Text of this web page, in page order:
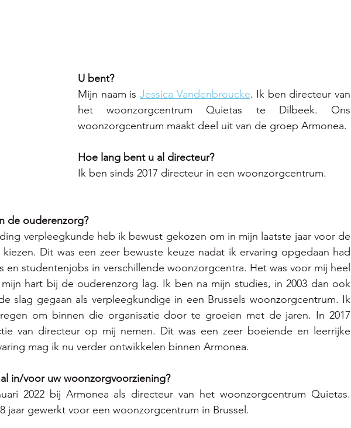
U bent?
Mijn naam is Jessica Vandenbroucke. Ik ben directeur van
het woonzorgcentrum Quietas te Dilbeek. Ons
woonzorgcentrum maakt deel uit van de groep Armonea.
Hoe lang bent u al directeur?
Ik ben sinds 2017 directeur in een woonzorgcentrum.
de ouderenzorg?
verpleegkunde heb ik bewust gekozen om in mijn laatste jaar voor de
Dit was een zeer bewuste keuze nadat ik ervaring opgedaan had
en studentenjobs in verschillende woonzorgcentra. Het was voor mij heel
hart bij de ouderenzorg lag. Ik ben na mijn studies, in 2003 dan ook
slag gegaan als verpleegkundige in een Brussels woonzorgcentrum. Ik
om binnen die organisatie door te groeien met de jaren. In 2017
van directeur op mij nemen. Dit was een zeer boeiende en leerrijke
mag ik nu verder ontwikkelen binnen Armonea.
in/voor uw woonzorgvoorziening?
2022 bij Armonea als directeur van het woonzorgcentrum Quietas.
jaar gewerkt voor een woonzorgcentrum in Brussel.